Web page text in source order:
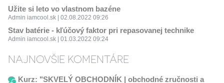
Užite si leto vo vlastnom bazéne
Admin iamcool.sk | 02.08.2022 09:26
Stav batérie - kľúčový faktor pri repasovanej technike
Admin iamcool.sk | 01.03.2022 09:24
NAJNOVŠIE KOMENTÁRE
Kurz: "SKVELÝ OBCHODNÍK | obchodné zručnosti a